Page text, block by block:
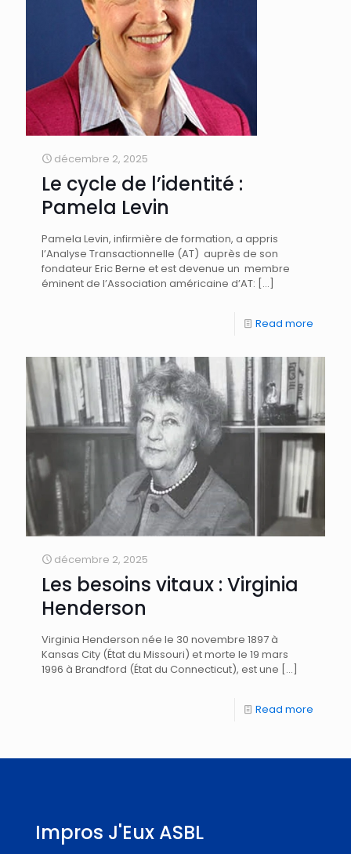
décembre 2, 2025
Le cycle de l’identité :
Pamela Levin
Pamela Levin, infirmière de formation, a appris
l’Analyse Transactionnelle (AT) auprès de son
fondateur Eric Berne et est devenue un membre
éminent de l’Association américaine d’AT: […]
Read more
décembre 2, 2025
Les besoins vitaux : Virginia
Henderson
Virginia Henderson née le 30 novembre 1897 à
Kansas City (État du Missouri) et morte le 19 mars
1996 à Brandford (État du Connecticut), est une […]
Read more
Impros J'Eux ASBL